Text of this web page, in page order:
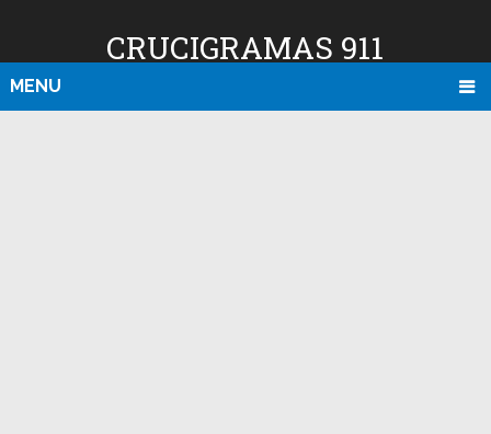
CRUCIGRAMAS 911
MENU